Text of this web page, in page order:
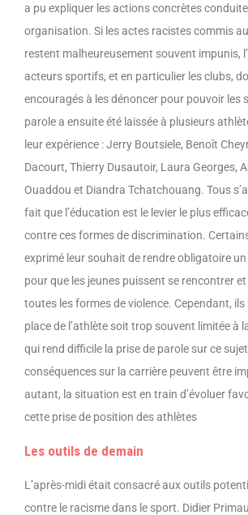
a pu expliquer les actions concrètes
organisation. Si les actes racistes commis
restent malheureusement souvent impunis,
acteurs sportifs, et en particulier les clubs,
encouragés à les dénoncer pour pouvoir les
parole a ensuite été laissée à plusieurs
leur expérience : Jerry Boutsiele, Benoît
Dacourt, Thierry Dusautoir, Laura Georges,
Ouaddou et Diandra Tchatchouang. Tous
fait que l’éducation est le levier le plus
contre ces formes de discrimination.
exprimé leur souhait de rendre obligatoire
pour que les jeunes puissent se rencontrer
toutes les formes de violence. Cependant,
place de l’athlète soit trop souvent limitée à
qui rend difficile la prise de parole sur ce
conséquences sur la carrière peuvent être
autant, la situation est en train d’évoluer
cette prise de position des athlètes
Les outils de demain
L’après-midi était consacré aux outils
contre le racisme dans le sport. Didier